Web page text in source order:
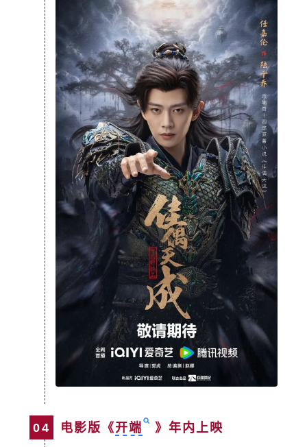
04 电影版《开端 》年内上映